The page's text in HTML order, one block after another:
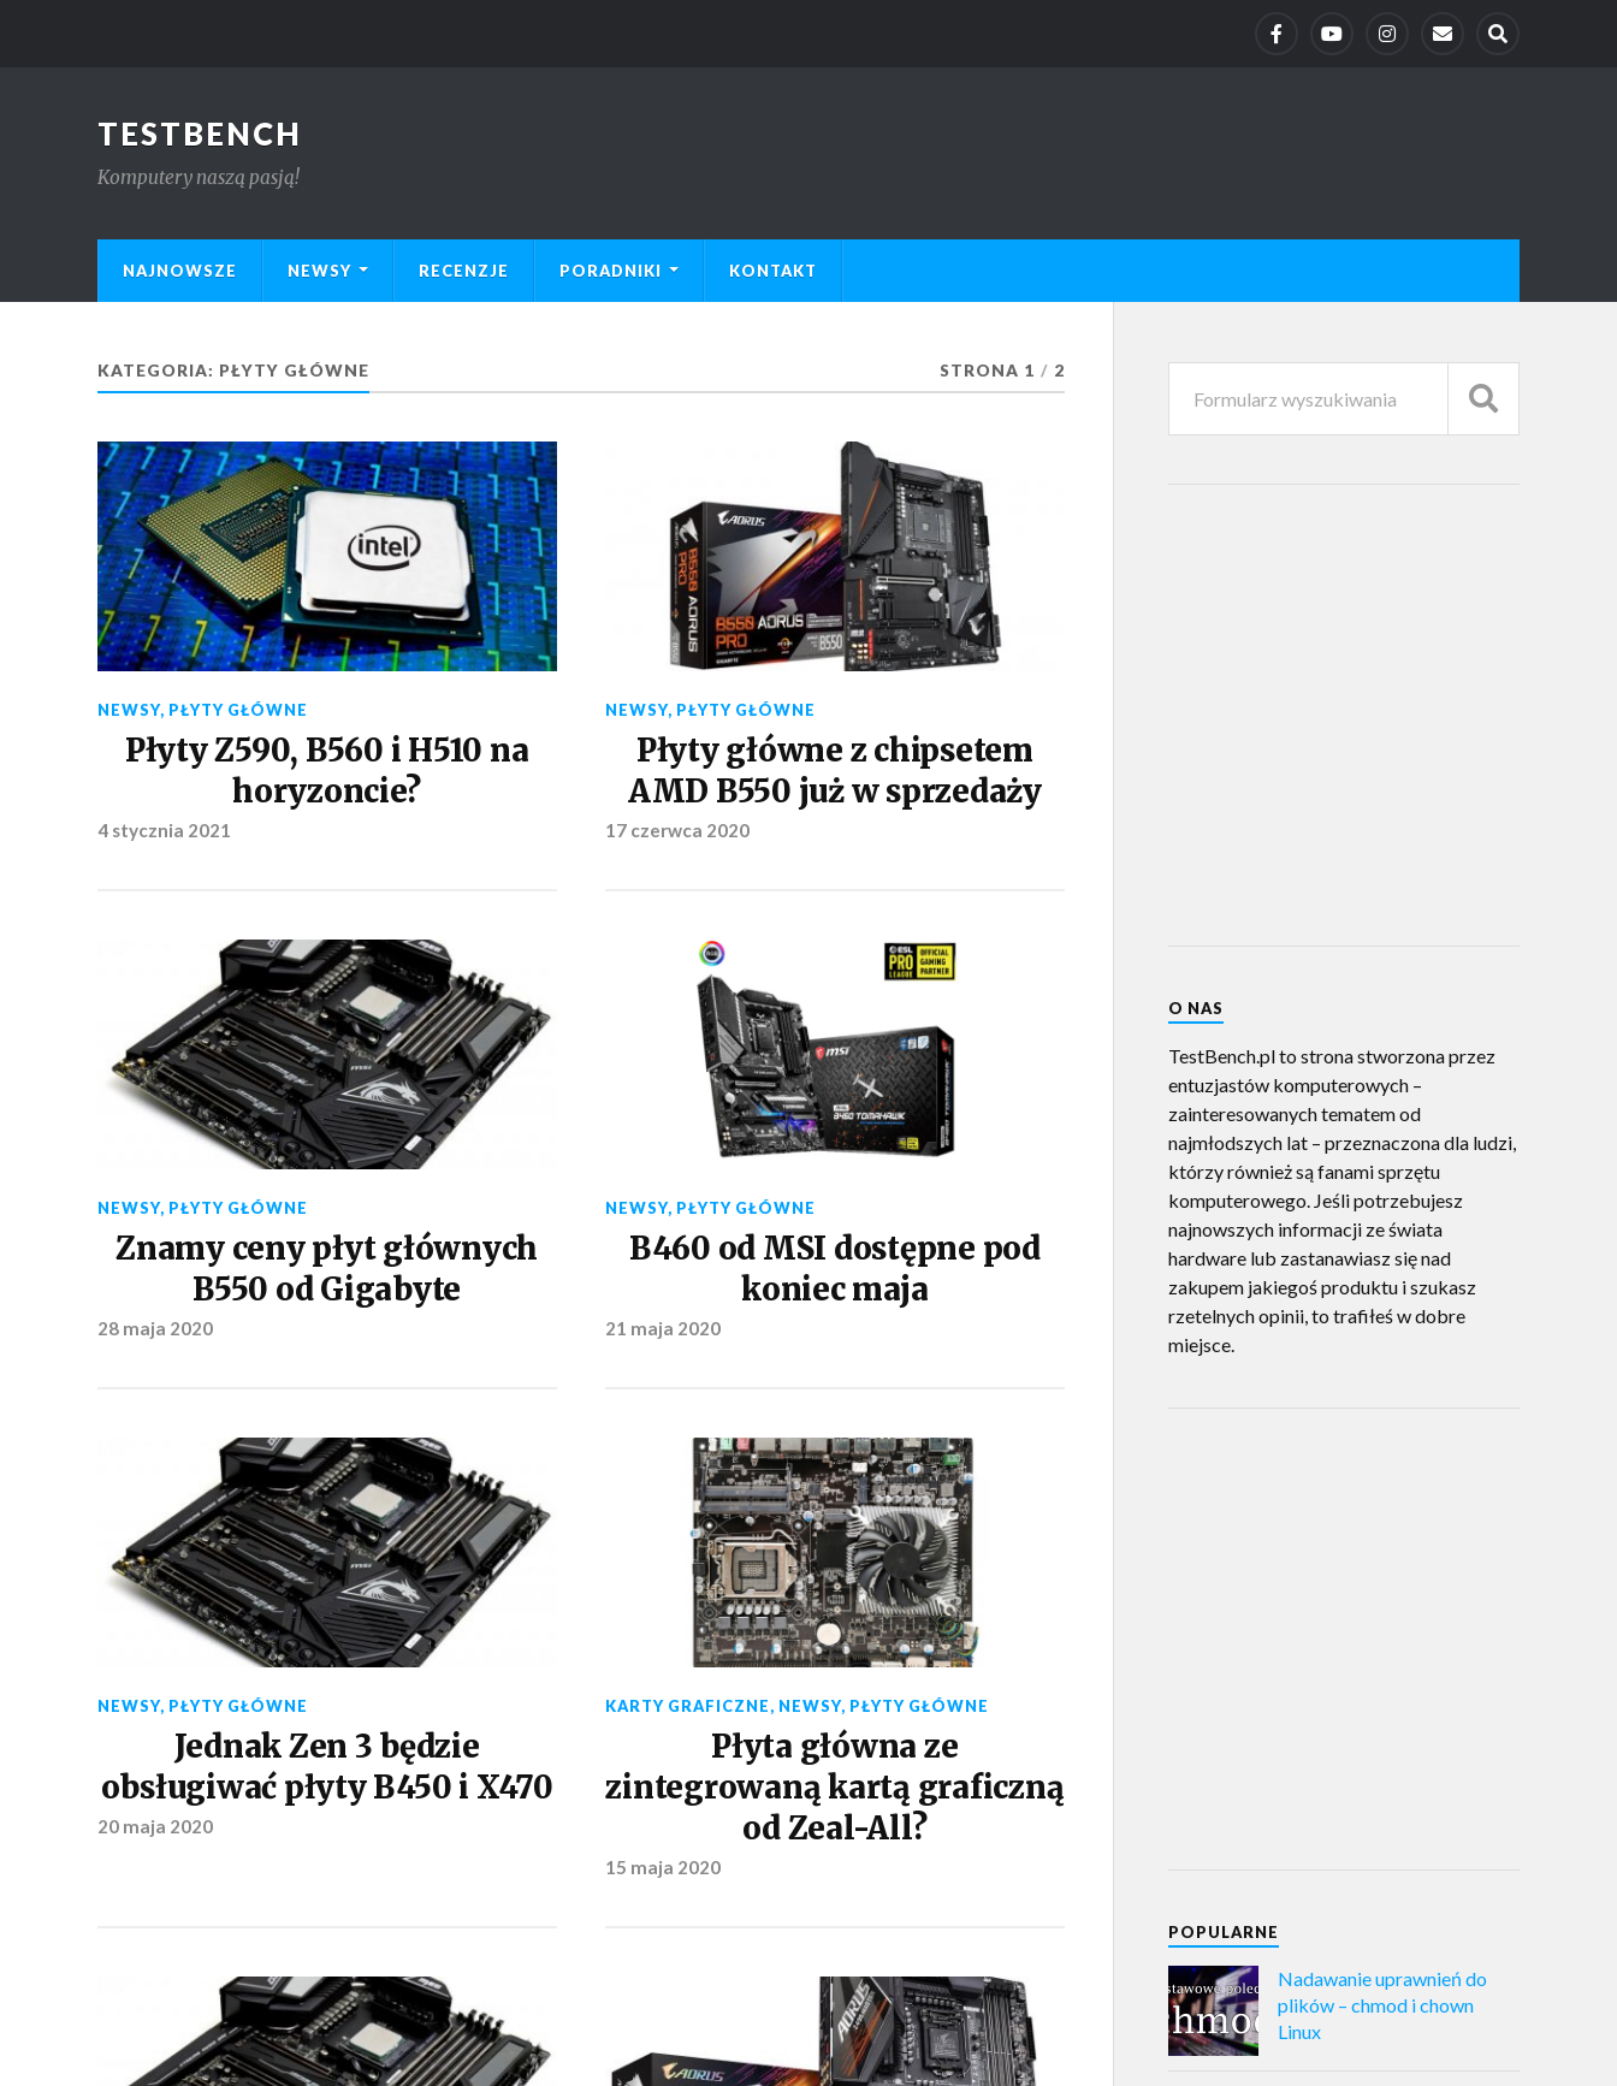
TESTBENCH
Komputery naszą pasją!
NAJNOWSZE NEWSY RECENZJE PORADNIKI KONTAKT
KATEGORIA: PŁYTY GŁÓWNE STRONA 1 / 2
NEWSY, PŁYTY GŁÓWNE
Płyty Z590, B560 i H510 na
horyzoncie?
4 stycznia 2021
NEWSY, PŁYTY GŁÓWNE
Płyty główne z chipsetem
AMD B550 już w sprzedaży
17 czerwca 2020
NEWSY, PŁYTY GŁÓWNE
Znamy ceny płyt głównych
B550 od Gigabyte
28 maja 2020
NEWSY, PŁYTY GŁÓWNE
B460 od MSI dostępne pod
koniec maja
21 maja 2020
NEWSY, PŁYTY GŁÓWNE
Jednak Zen 3 będzie
obsługiwać płyty B450 i X470
20 maja 2020
KARTY GRAFICZNE, NEWSY, PŁYTY GŁÓWNE
Płyta główna ze
zintegrowaną kartą graficzną
od Zeal-All?
15 maja 2020
O NAS
TestBench.pl to strona stworzona przez
entuzjastów komputerowych –
zainteresowanych tematem od
najmłodszych lat – przeznaczona dla ludzi,
którzy również są fanami sprzętu
komputerowego. Jeśli potrzebujesz
najnowszych informacji ze świata
hardware lub zastanawiasz się nad
zakupem jakiegoś produktu i szukasz
rzetelnych opinii, to trafiłeś w dobre
miejsce.
POPULARNE
Nadawanie uprawnień do
plików – chmod i chown
Linux